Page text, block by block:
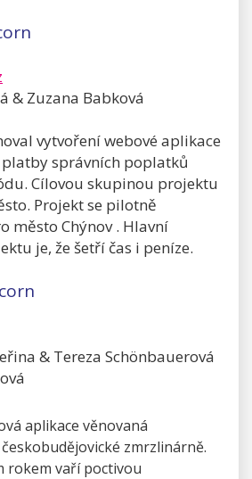
& Zuzana Babková
vytvoření webové aplikace
správních poplatků
Cílovou skupinou projektu
Projekt se pilotně
město Chýnov . Hlavní
je, že šetří čas i peníze.
& Tereza Schönbauerová
aplikace věnovaná
zmrzlinárně.
rokem vaří poctivou